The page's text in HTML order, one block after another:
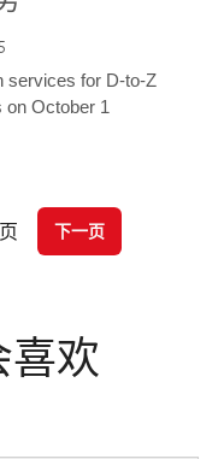
services for D-to-Z
on October 1
下一页
喜欢